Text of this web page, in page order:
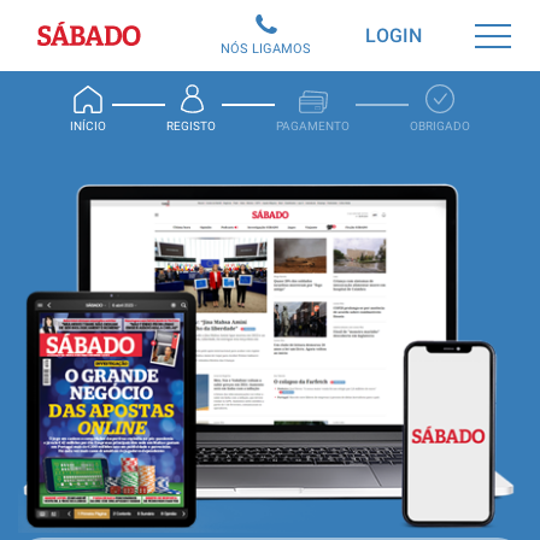
Sábado
INÍCIO REGISTO PAGAMENTO OBRIGADO
LOGIN
NÓS LIGAMOS